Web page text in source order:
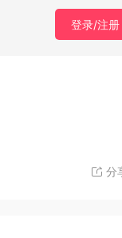
登录/注册
分